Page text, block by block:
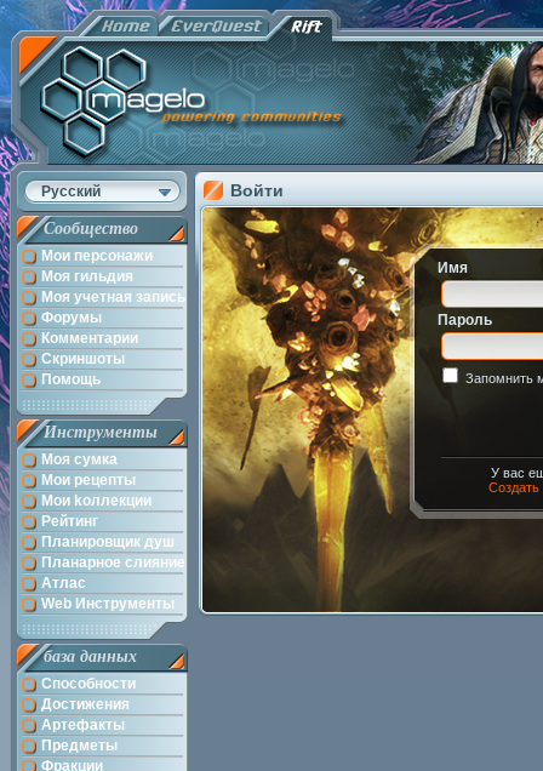
Русский
Сообщество
Мои персонажи
Моя гильдия
Моя учетная запись
Форумы
Комментарии
Скриншоты
Помощь
Инструменты
Моя сумка
Мои рецепты
Мои kоллекции
Рейтинг
Планировщик душ
Планарное слияние
Атлас
Web Инструменты
база данных
Способности
Достижения
Артефакты
Предметы
Фракции
Войти
Имя
Пароль
Запомнить
У вас
Создать